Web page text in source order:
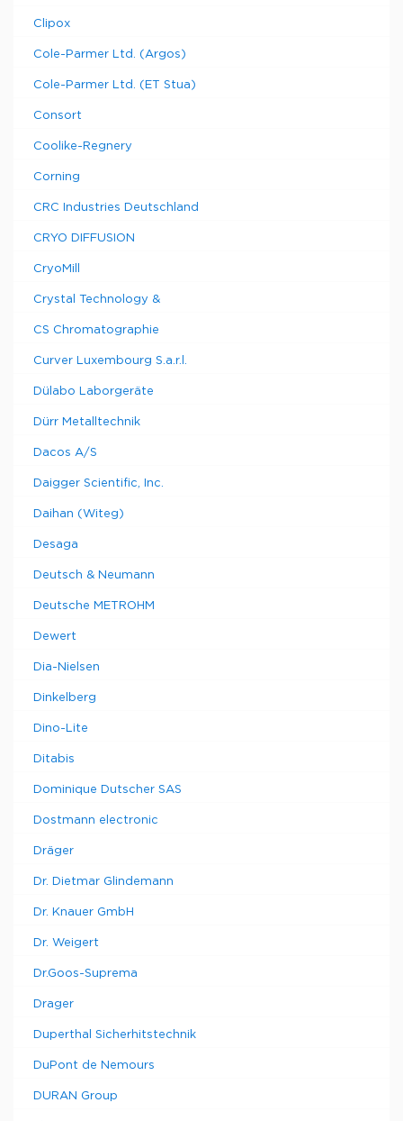
Clipox
Cole-Parmer Ltd. (Argos)
Cole-Parmer Ltd. (ET Stua)
Consort
Coolike-Regnery
Corning
CRC Industries Deutschland
CRYO DIFFUSION
CryoMill
Crystal Technology &
CS Chromatographie
Curver Luxembourg S.a.r.l.
Dülabo Laborgeräte
Dürr Metalltechnik
Dacos A/S
Daigger Scientific, Inc.
Daihan (Witeg)
Desaga
Deutsch & Neumann
Deutsche METROHM
Dewert
Dia-Nielsen
Dinkelberg
Dino-Lite
Ditabis
Dominique Dutscher SAS
Dostmann electronic
Dräger
Dr. Dietmar Glindemann
Dr. Knauer GmbH
Dr. Weigert
Dr.Goos-Suprema
Drager
Duperthal Sicherhitstechnik
DuPont de Nemours
DURAN Group